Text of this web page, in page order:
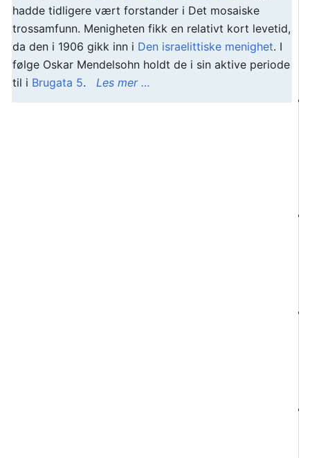
hadde tidligere vært forstander i Det mosaiske
trossamfunn. Menigheten fikk en relativt kort levetid,
da den i 1906 gikk inn i Den israelittiske menighet. I
følge Oskar Mendelsohn holdt de i sin aktive periode
til i Brugata 5. Les mer …